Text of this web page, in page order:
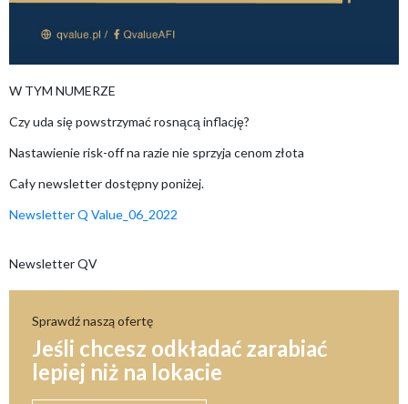
W TYM NUMERZE
Czy uda się powstrzymać rosnącą inflację?
Nastawienie risk-off na razie nie sprzyja cenom złota
Cały newsletter dostępny poniżej.
Newsletter Q Value_06_2022
Newsletter QV
Sprawdź naszą ofertę
Jeśli chcesz odkładać zarabiać
lepiej niż na lokacie